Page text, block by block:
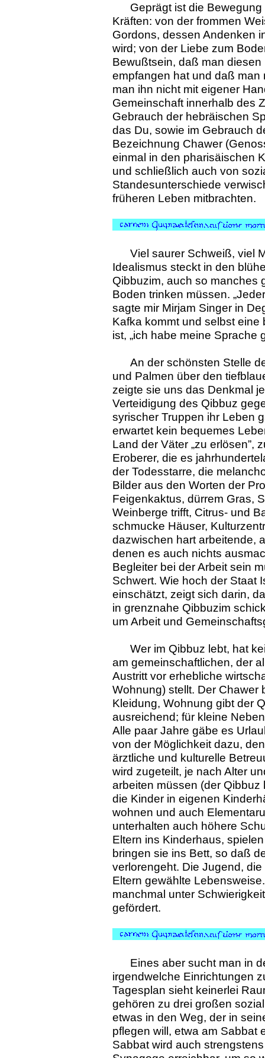
Geprägt ist die
Kräften: von der frommen
Gordons, dessen Andenken
wird; von der Liebe zum
Bewußtsein, daß man
empfangen hat und daß man
man ihn nicht mit eigener
Gemeinschaft innerhalb des
Gebrauch der hebräischen
das Du, sowie im Gebrauch
Bezeichnung Chawer
einmal in den pharisäischen
und schließlich auch von
Standesunterschiede
früheren Leben mitbrachten.
Viel saurer Schweiß, viel
Idealismus steckt in den
Qibbuzim, auch so manches
Boden trinken müssen.
sagte mir Mirjam Singer in
Kafka kommt und selbst
ist, „ich habe meine Sprache
An der schönsten Stelle
und Palmen über den
zeigte sie uns das Denkmal
Verteidigung des Qibbuz
syrischer Truppen ihr Leben
erwartet kein bequemes
Land der Väter „zu erlösen”,
Eroberer, die es
der Todesstarre, die
Bilder aus den Worten der
Feigenkaktus, dürrem Gras,
Weinberge trifft, Citrus- und
schmucke Häuser,
dazwischen hart arbeitende,
denen es auch nichts
Begleiter bei der Arbeit sein
Schwert. Wie hoch der Staat
einschätzt, zeigt sich darin,
in grenznahe Qibbuzim
um Arbeit und
Wer im Qibbuz lebt, hat
am gemeinschaftlichen, der
Austritt vor erhebliche
Wohnung) stellt. Der Chawer
Kleidung, Wohnung gibt der
ausreichend; für kleine
Alle paar Jahre gäbe es
von der Möglichkeit dazu,
ärztliche und kulturelle
wird zugeteilt, je nach Alter
arbeiten müssen (der
die Kinder in eigenen
wohnen und auch
unterhalten auch höhere
Eltern ins Kinderhaus,
bringen sie ins Bett, so daß
verlorengeht. Die Jugend,
Eltern gewählte
manchmal unter
gefördert.
Eines aber sucht man in
irgendwelche Einrichtungen
Tagesplan sieht keinerlei
gehören zu drei großen
etwas in den Weg, der in
pflegen will, etwa am Sabbat
Sabbat wird auch